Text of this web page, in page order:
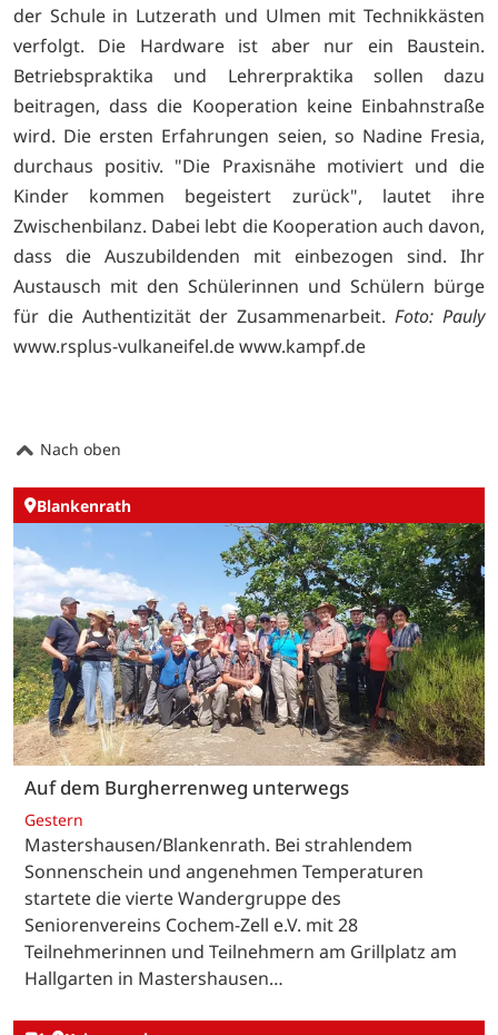
der Schule in Lutzerath und Ulmen mit Technikkästen
verfolgt. Die Hardware ist aber nur ein Baustein.
Betriebspraktika und Lehrerpraktika sollen dazu
beitragen, dass die Kooperation keine Einbahnstraße
wird. Die ersten Erfahrungen seien, so Nadine Fresia,
durchaus positiv. "Die Praxisnähe motiviert und die
Kinder kommen begeistert zurück", lautet ihre
Zwischenbilanz. Dabei lebt die Kooperation auch davon,
dass die Auszubildenden mit einbezogen sind. Ihr
Austausch mit den Schülerinnen und Schülern bürge
für die Authentizität der Zusammenarbeit.Foto: Pauly
www.rsplus-vulkaneifel.dewww.kampf.de
Nach oben
Blankenrath
Auf dem Burgherrenweg unterwegs
Gestern
Mastershausen/Blankenrath. Bei strahlendem
Sonnenschein und angenehmen Temperaturen
startete die vierte Wandergruppe des
Seniorenvereins Cochem-Zell e.V. mit 28
Teilnehmerinnen und Teilnehmern am Grillplatz am
Hallgarten in Mastershausen…